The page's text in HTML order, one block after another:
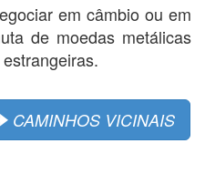
em câmbio ou em
de moedas metálicas
CAMINHOS VICINAIS